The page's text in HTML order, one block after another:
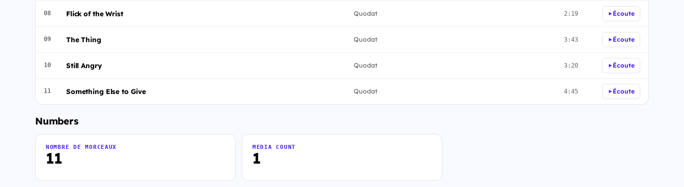
08 Flick of the Wrist Quodat 2:19 Écoute
09 The Thing Quodat 3:43 Écoute
10 Still Angry Quodat 3:20 Écoute
11 Something Else to Give Quodat 4:45 Écoute
Numbers
11
NOMBRE DE MORCEAUX
1
MEDIA COUNT